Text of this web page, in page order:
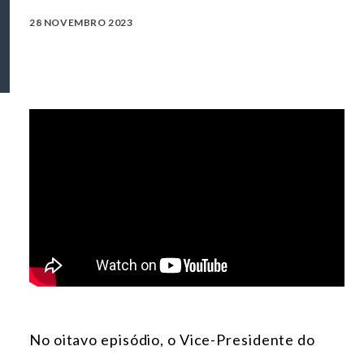
28 NOVEMBRO 2023
No oitavo episódio, o Vice-Presidente do